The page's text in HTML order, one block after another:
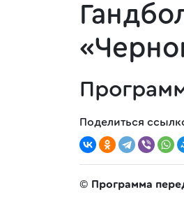
Поделиться
© Программа